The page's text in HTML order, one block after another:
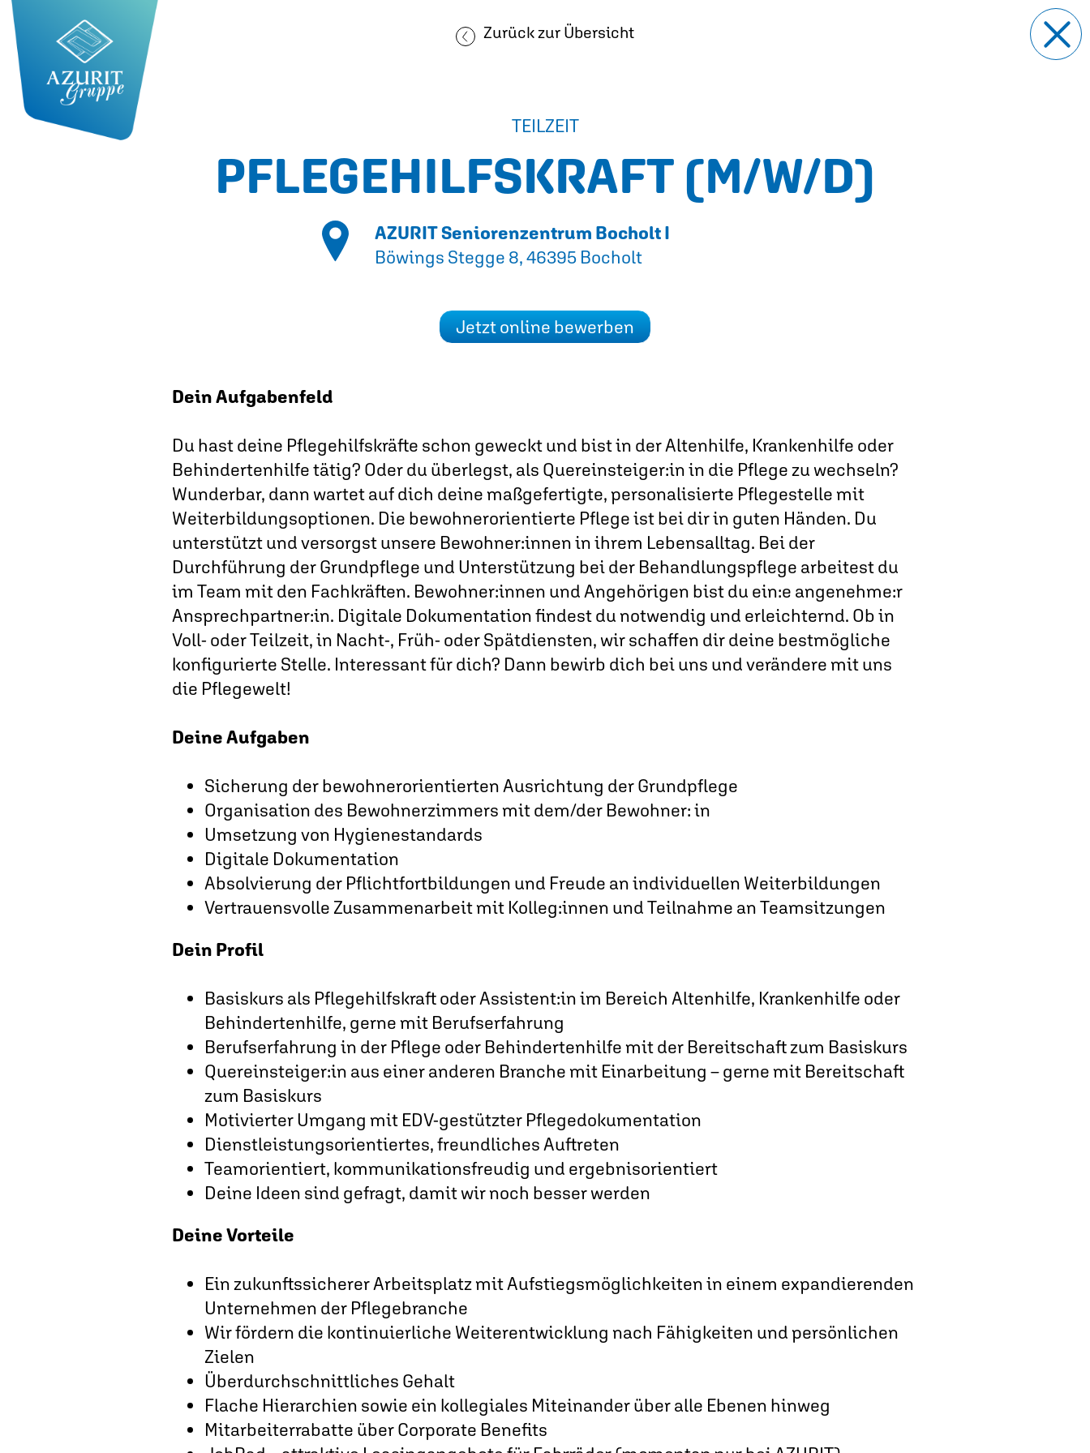
Zurück zur Übersicht
TEILZEIT
PFLEGEHILFSKRAFT (M/W/D)
AZURIT Seniorenzentrum Bocholt I
Böwings Stegge 8, 46395 Bocholt
Jetzt online bewerben
Dein Aufgabenfeld
Du hast deine Pflegehilfskräfte schon geweckt und bist in der Altenhilfe, Krankenhilfe oder
Behindertenhilfe tätig? Oder du überlegst, als Quereinsteiger:in in die Pflege zu wechseln?
Wunderbar, dann wartet auf dich deine maßgefertigte, personalisierte Pflegestelle mit
Weiterbildungsoptionen. Die bewohnerorientierte Pflege ist bei dir in guten Händen. Du
unterstützt und versorgst unsere Bewohner:innen in ihrem Lebensalltag. Bei der
Durchführung der Grundpflege und Unterstützung bei der Behandlungspflege arbeitest du
im Team mit den Fachkräften. Bewohner:innen und Angehörigen bist du ein:e angenehme:r
Ansprechpartner:in. Digitale Dokumentation findest du notwendig und erleichternd. Ob in
Voll- oder Teilzeit, in Nacht-, Früh- oder Spätdiensten, wir schaffen dir deine bestmögliche
konfigurierte Stelle. Interessant für dich? Dann bewirb dich bei uns und verändere mit uns
die Pflegewelt!
Deine Aufgaben
Sicherung der bewohnerorientierten Ausrichtung der Grundpflege
Organisation des Bewohnerzimmers mit dem/der Bewohner: in
Umsetzung von Hygienestandards
Digitale Dokumentation
Absolvierung der Pflichtfortbildungen und Freude an individuellen Weiterbildungen
Vertrauensvolle Zusammenarbeit mit Kolleg:innen und Teilnahme an Teamsitzungen
Dein Profil
Basiskurs als Pflegehilfskraft oder Assistent:in im Bereich Altenhilfe, Krankenhilfe oder
Behindertenhilfe, gerne mit Berufserfahrung
Berufserfahrung in der Pflege oder Behindertenhilfe mit der Bereitschaft zum Basiskurs
Quereinsteiger:in aus einer anderen Branche mit Einarbeitung – gerne mit Bereitschaft
zum Basiskurs
Motivierter Umgang mit EDV-gestützter Pflegedokumentation
Dienstleistungsorientiertes, freundliches Auftreten
Teamorientiert, kommunikationsfreudig und ergebnisorientiert
Deine Ideen sind gefragt, damit wir noch besser werden
Deine Vorteile
Ein zukunftssicherer Arbeitsplatz mit Aufstiegsmöglichkeiten in einem expandierenden
Unternehmen der Pflegebranche
Wir fördern die kontinuierliche Weiterentwicklung nach Fähigkeiten und persönlichen
Zielen
Überdurchschnittliches Gehalt
Flache Hierarchien sowie ein kollegiales Miteinander über alle Ebenen hinweg
Mitarbeiterrabatte über Corporate Benefits